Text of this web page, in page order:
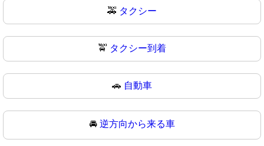
🚕 タクシー
🚖 タクシー到着
🚗 自動車
🚘 逆方向から来る車